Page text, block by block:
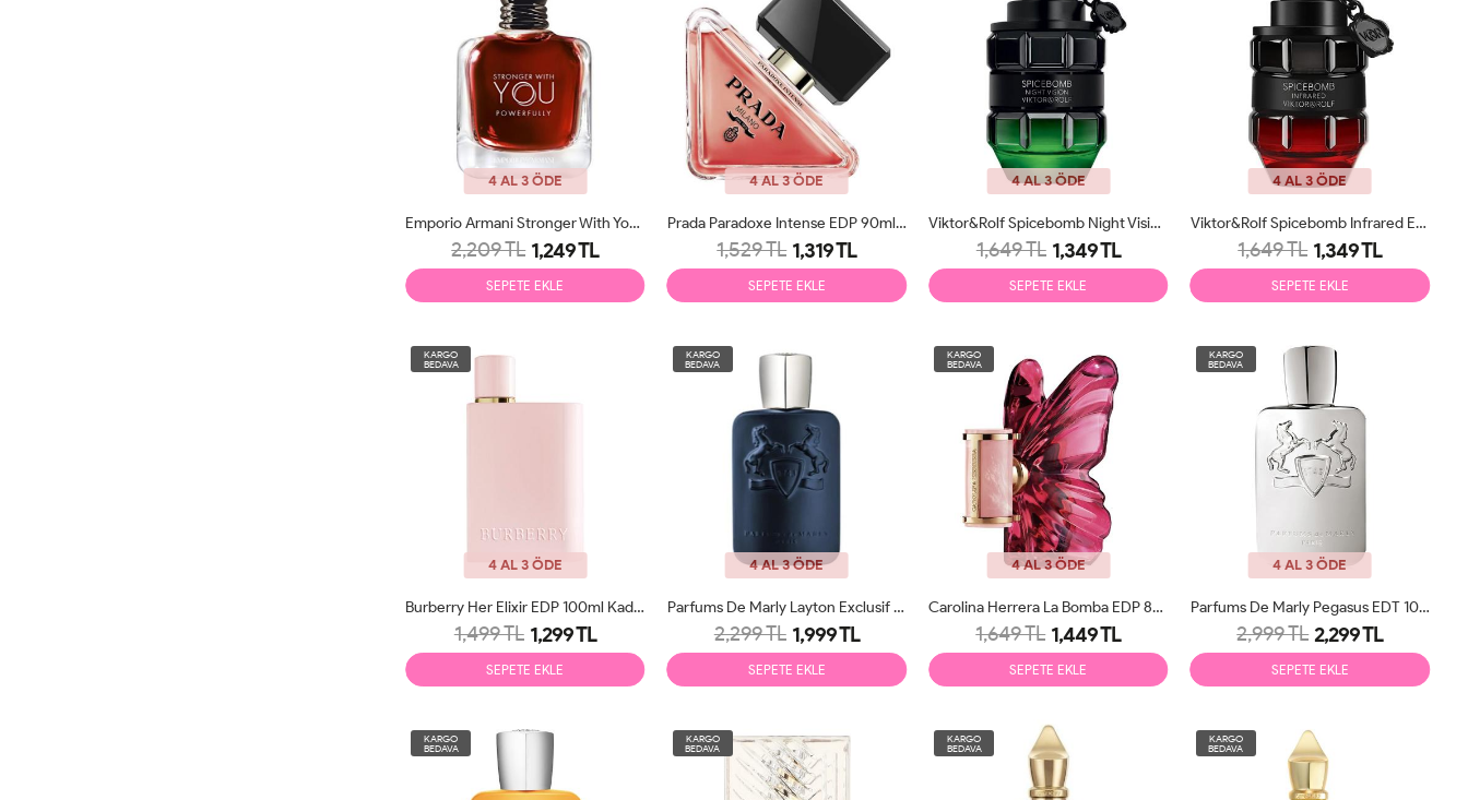
4 AL 3 ÖDE
Emporio Armani Stronger With You Powerfully EDP 100ml Erkek Parfüm Tester
2,209 TL 1,249 TL
SEPETE EKLE
4 AL 3 ÖDE
Prada Paradoxe Intense EDP 90ml Kadın Parfüm Tester
1,529 TL 1,319 TL
SEPETE EKLE
4 AL 3 ÖDE
Viktor&Rolf Spicebomb Night Visikn EDT 90ml Erkek Parfüm Tester
1,649 TL 1,349 TL
SEPETE EKLE
4 AL 3 ÖDE
Viktor&Rolf Spicebomb Infrared EDT 90ml Erkek Parfüm Tester
1,649 TL 1,349 TL
SEPETE EKLE
KARGO
BEDAVA
4 AL 3 ÖDE
Burberry Her Elixir EDP 100ml Kadın Parfüm Tester
1,499 TL 1,299 TL
SEPETE EKLE
KARGO
BEDAVA
4 AL 3 ÖDE
Parfums De Marly Layton Exclusif EDP 125ml Unisex Parfüm Tester
2,299 TL 1,999 TL
SEPETE EKLE
KARGO
BEDAVA
4 AL 3 ÖDE
Carolina Herrera La Bomba EDP 80ml Kadın Parfüm Tester
1,649 TL 1,449 TL
SEPETE EKLE
KARGO
BEDAVA
4 AL 3 ÖDE
Parfums De Marly Pegasus EDT 100ml Erkek Parfüm Tester
2,999 TL 2,299 TL
SEPETE EKLE
KARGO
BEDAVA
KARGO
BEDAVA
KARGO
BEDAVA
KARGO
BEDAVA